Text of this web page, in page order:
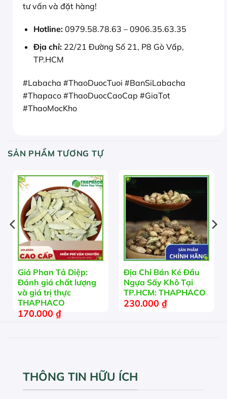
tư vấn và đặt hàng!
Hotline:0979.58.78.63 – 0906.35.63.35
Địa chỉ:22/21 Đường Số 21, P8 Gò Vấp,
TP.HCM
#Labacha #ThaoDuocTuoi #BanSiLabacha
#Thapaco #ThaoDuocCaoCap #GiaTot
#ThaoMocKho
SẢN PHẨM TƯƠNG TỰ
Giá Phan Tả Diệp:
Đánh giá chất lượng
và giá trị thực
THAPHACO
170.000 ₫
Địa Chỉ Bán Ké Đầu
Ngựa Sấy Khô Tại
TP.HCM: THAPHACO
230.000 ₫
THÔNG TIN HỮU ÍCH